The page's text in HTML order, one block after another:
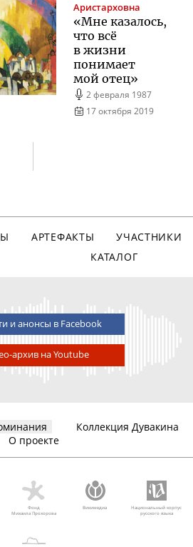
Аристарховна
«Мне казалось,
что всё
в жизни
понимает
мой отец»
2 февраля 1987
17 октября 2019
АРТЕФАКТЫ
УЧАСТНИКИ
КАТАЛОГ
и анонсы в Facebook
архив на Youtube
Коллекция Дувакина
О проекте
Фонд
Михаила Прохорова
Викимедиа
Национальный корпус
русского языка